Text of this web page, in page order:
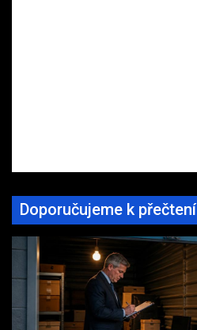
Doporučujeme k přečtení